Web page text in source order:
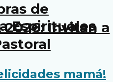
de
Espirituales
Invitan a